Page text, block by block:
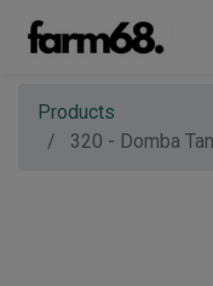
Products
320 - Domba